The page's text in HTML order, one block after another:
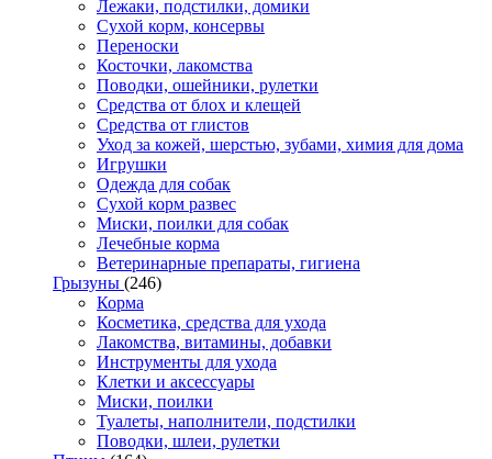
Лежаки, подстилки, домики
Сухой корм, консервы
Переноски
Косточки, лакомства
Поводки, ошейники, рулетки
Средства от блох и клещей
Средства от глистов
Уход за кожей, шерстью, зубами, химия для дома
Игрушки
Одежда для собак
Сухой корм развес
Миски, поилки для собак
Лечебные корма
Ветеринарные препараты, гигиена
Грызуны (246)
Корма
Косметика, средства для ухода
Лакомства, витамины, добавки
Инструменты для ухода
Клетки и аксессуары
Миски, поилки
Туалеты, наполнители, подстилки
Поводки, шлеи, рулетки